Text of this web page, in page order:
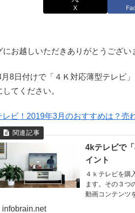
X
にお越しいただきありがとうござい
8日付けで「４Ｋ対応薄型テレビ
てください。
レビ！2019年3月のおすすめは？売
4kテレビで
イント
４ｋテレビを購
ます。その３つ
動画コンテンツ
infobrain.net